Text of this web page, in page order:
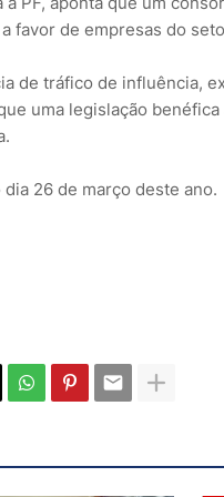
favor de empresas do
de tráfico de influência,
uma legislação
26 de março deste ano.